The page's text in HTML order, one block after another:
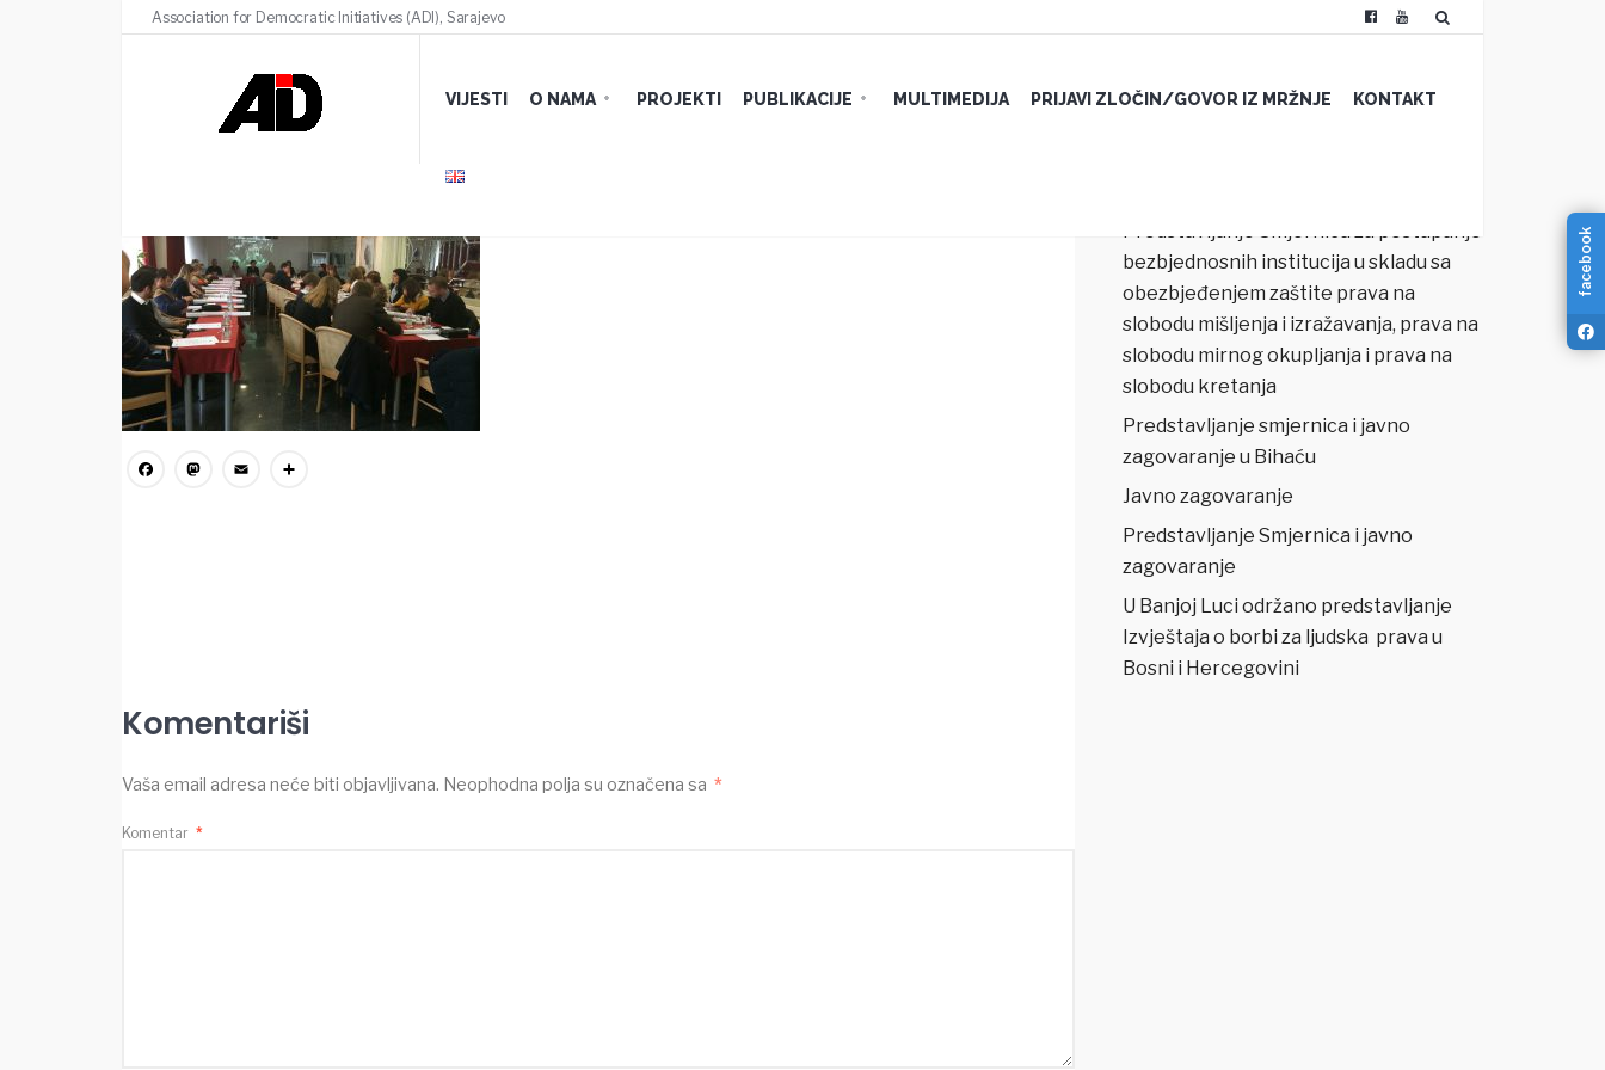
Association for Democratic Initiatives (ADI), Sarajevo
VIJESTI O NAMA PROJEKTI PUBLIKACIJE MULTIMEDIJA PRIJAVI ZLOČIN/GOVOR IZ MRŽNJE KONTAKT
19 MARTA, 2020 / COMMENTS (0)
Facebook
Mastodon
Email
Komentariši
Vaša email adresa neće biti objavljivana. Neophodna polja su označena sa *
Komentar *
Predstavljanje Smjernica za postupanje
bezbjednosnih institucija u skladu sa
obezbjeđenjem zaštite prava na
slobodu mišljenja i izražavanja, prava na
slobodu mirnog okupljanja i prava na
slobodu kretanja
Predstavljanje smjernica i javno
zagovaranje u Bihaću
Javno zagovaranje
Predstavljanje Smjernica i javno
zagovaranje
U Banjoj Luci održano predstavljanje
Izvještaja o borbi za ljudska prava u
Bosni i Hercegovini
facebook